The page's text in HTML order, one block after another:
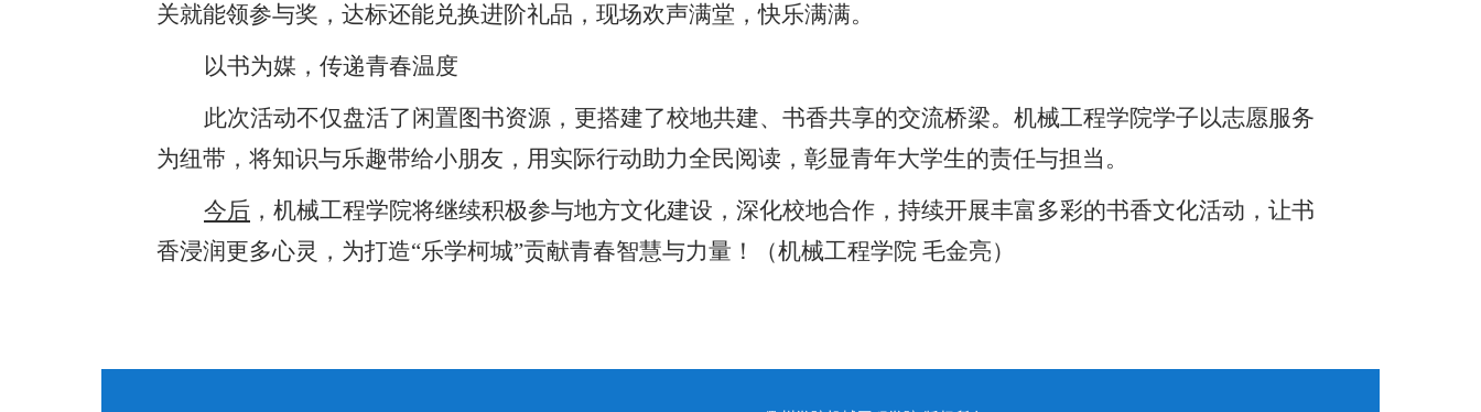
关就能领参与奖，达标还能兑换进阶礼品，现场欢声满堂，快乐满满。
以书为媒，传递青春温度
此次活动不仅盘活了闲置图书资源，更搭建了校地共建、书香共享的交流桥梁。机械工程学院学子以志愿服务
为纽带，将知识与乐趣带给小朋友，用实际行动助力全民阅读，彰显青年大学生的责任与担当。
今后 ， 机械工程学院将继续积极参与地方文化建设，深化校地合作，持续开展丰富多彩的书香文化活动，让书
香浸润更多心灵，为打造“乐学柯城”贡献青春智慧与力量！（机械工程学院 毛金亮）